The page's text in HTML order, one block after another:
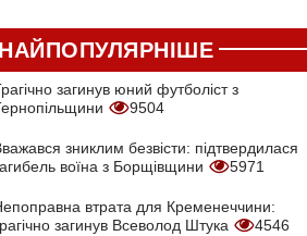
загинув юний футболіст з
9504
зниклим безвісти: підтвердилася
воїна з Борщівщини
5971
втрата для Кременеччини:
загинув Всеволод Штука
4546